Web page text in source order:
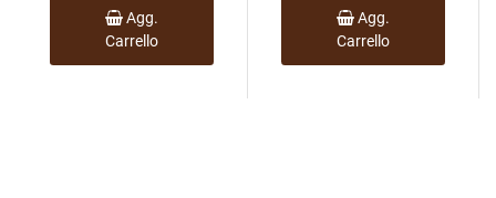
Agg.
Carrello
Agg.
Carrello